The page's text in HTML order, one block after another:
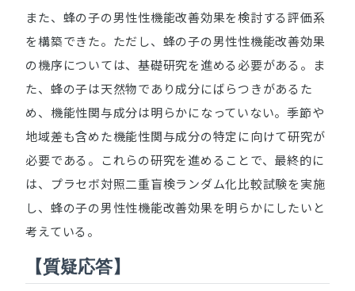
また、蜂の子の男性性機能改善効果を検討する評価系
を構築できた。ただし、蜂の子の男性性機能改善効果
の機序については、基礎研究を進める必要がある。ま
た、蜂の子は天然物であり成分にばらつきがあるた
め、機能性関与成分は明らかになっていない。季節や
地域差も含めた機能性関与成分の特定に向けて研究が
必要である。これらの研究を進めることで、最終的に
は、プラセボ対照二重盲検ランダム化比較試験を実施
し、蜂の子の男性性機能改善効果を明らかにしたいと
考えている。
【質疑応答】